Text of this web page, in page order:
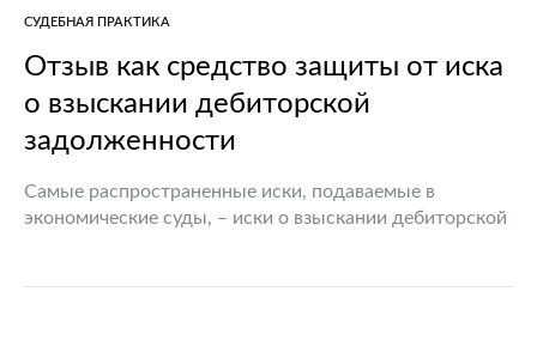
СУДЕБНАЯ ПРАКТИКА
Отзыв как средство защиты от иска
о взыскании дебиторской
задолженности
Самые распространенные иски, подаваемые в
экономические суды, – иски о взыскании дебиторской